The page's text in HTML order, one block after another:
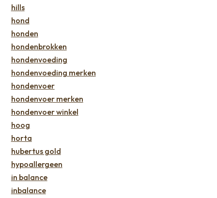
hills
hond
honden
hondenbrokken
hondenvoeding
hondenvoeding merken
hondenvoer
hondenvoer merken
hondenvoer winkel
hoog
horta
hubertus gold
hypoallergeen
in balance
inbalance